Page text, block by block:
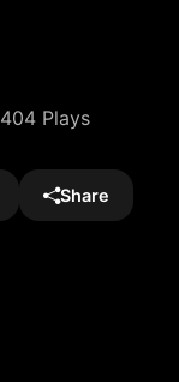
404 Plays
Share